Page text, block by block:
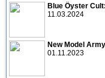
Blue Öyster
11.03.2024
New Model
01.11.2023